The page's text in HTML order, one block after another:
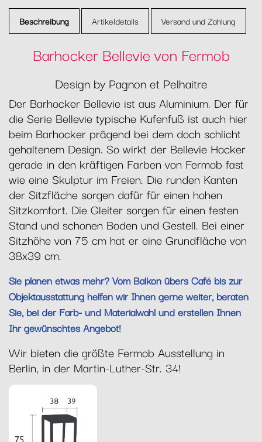
Beschreibung Artikeldetails Versand und Zahlung
Barhocker Bellevie von Fermob
Design by Pagnon et Pelhaitre
Der Barhocker Bellevie ist aus Aluminium. Der für
die Serie Bellevie typische Kufenfuß ist auch hier
beim Barhocker prägend bei dem doch schlicht
gehaltenem Design. So wirkt der Bellevie Hocker
gerade in den kräftigen Farben von Fermob fast
wie eine Skulptur im Freien. Die runden Kanten
der Sitzfläche sorgen dafür für einen hohen
Sitzkomfort. Die Gleiter sorgen für einen festen
Stand und schonen Boden und Gestell. Bei einer
Sitzhöhe von 75 cm hat er eine Grundfläche von
38x39 cm.
Sie planen etwas mehr? Vom Balkon übers Café bis zur
Objektausstattung helfen wir Ihnen gerne weiter, beraten
Sie, bei der Farb- und Materialwahl und erstellen Ihnen
Ihr gewünschtes Angebot!
Wir bieten die größte Fermob Ausstellung in
Berlin, in der Martin-Luther-Str. 34!